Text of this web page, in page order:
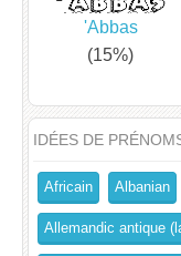
'Abbas
(15%)
IDÉES DE
Africain Albanian
Allemandic antique